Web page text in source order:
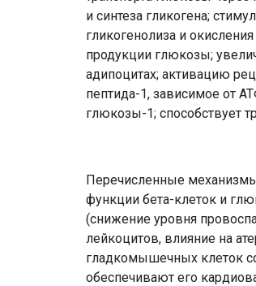
и синтеза гликогена;
гликогенолиза и
продукции глюкозы;
адипоцитах; активацию
пептида-1, зависимое от
глюкозы-1; способствует
Перечисленные
функции бета-клеток и
(снижение уровня
лейкоцитов, влияние на
гладкомышечных клеток
обеспечивают его